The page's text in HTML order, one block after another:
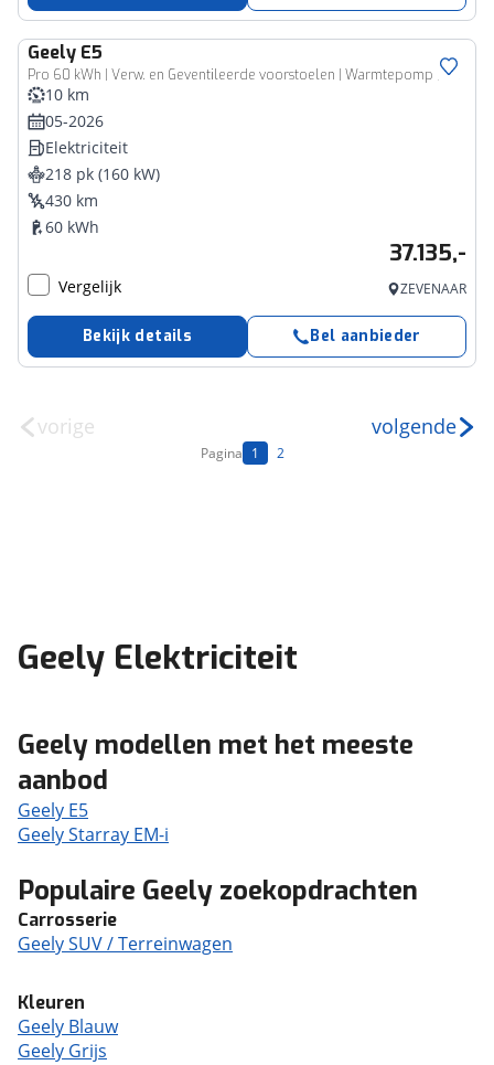
Geely E5
Pro 60 kWh | Verw. en Geventileerde voorstoelen | Warmtepomp | 360graden Camera | PDC achter |
10 km
05-2026
Elektriciteit
218 pk (160 kW)
430 km
60 kWh
37.135,-
Vergelijk ZEVENAAR
Bekijk details Bel aanbieder
vorige
Pagina 1 2
volgende
Geely Elektriciteit
Geely modellen met het meeste
aanbod
Geely E5
Geely Starray EM-i
Populaire Geely zoekopdrachten
Carrosserie
Geely SUV / Terreinwagen
Kleuren
Geely Blauw
Geely Grijs